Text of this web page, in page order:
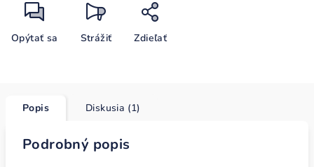
Opýtať sa Strážiť Zdieľať
Popis Diskusia (1)
Podrobný popis